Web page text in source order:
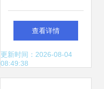
析与大数据——数
据驱动未来的必修
查看详情
更新时间：2026-08-04
08:49:38